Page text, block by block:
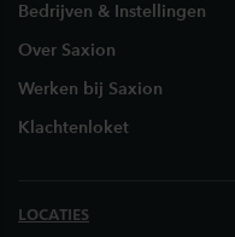
Bedrijven & Instellingen
Over Saxion
Werken bij Saxion
Klachtenloket
LOCATIES